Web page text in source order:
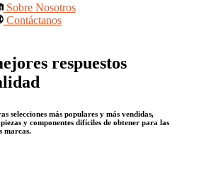
Sobre Nosotros
Contáctanos
respuestos
selecciones más populares y más vendidas,
y componentes difíciles de obtener para las
marcas.